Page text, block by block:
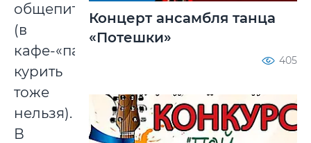
общепита
(в
кафе-«палатке»
курить
тоже
нельзя).
В
Концерт ансамбля танца
«Потешки»
405